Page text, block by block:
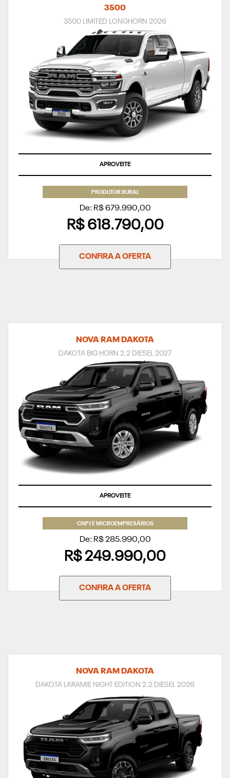
3500
3500 LIMITED LONGHORN 2026
APROVEITE
PRODUTOR RURAL
De: R$ 679.990,00
R$ 618.790,00
CONFIRA A OFERTA
NOVA RAM DAKOTA
DAKOTA BIG HORN 2.2 DIESEL 2027
APROVEITE
CNPJ E MICROEMPRESÁRIOS
De: R$ 285.990,00
R$ 249.990,00
CONFIRA A OFERTA
NOVA RAM DAKOTA
DAKOTA LARAMIE NIGHT EDITION 2.2 DIESEL 2026